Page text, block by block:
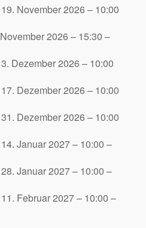
November 2026 – 10:00
2026 – 15:30 –
Dezember 2026 – 10:00
Dezember 2026 – 10:00
Dezember 2026 – 10:00
Januar 2027 – 10:00 –
Januar 2027 – 10:00 –
Februar 2027 – 10:00 –